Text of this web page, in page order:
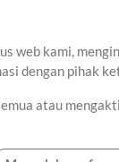
web kami,
dengan pihak
atau